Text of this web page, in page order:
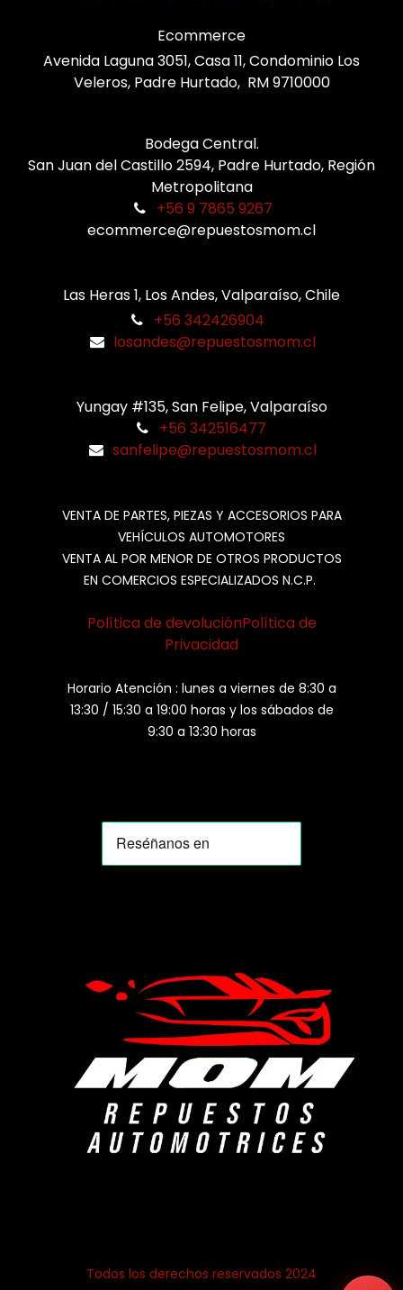
Ecommerce
Avenida Laguna 3051, Casa 11, Condominio Los
Veleros, Padre Hurtado, RM 9710000
Bodega Central.
San Juan del Castillo 2594, Padre Hurtado, Región
Metropolitana
+56 9 7865 9267
ecommerce@repuestosmom.cl
Las Heras 1, Los Andes, Valparaíso, Chile
+56 342426904
losandes@repuestosmom.cl
Yungay #135, San Felipe, Valparaíso
+56 342516477
sanfelipe@repuestosmom.cl
VENTA DE PARTES, PIEZAS Y ACCESORIOS PARA
VEHÍCULOS AUTOMOTORES
VENTA AL POR MENOR DE OTROS PRODUCTOS
EN COMERCIOS ESPECIALIZADOS N.C.P.
Política de devoluciónPolítica de
Privacidad
Horario Atención : lunes a viernes de 8:30 a
13:30 / 15:30 a 19:00 horas y los sábados de
9:30 a 13:30 horas
Todos los derechos reservados 2024